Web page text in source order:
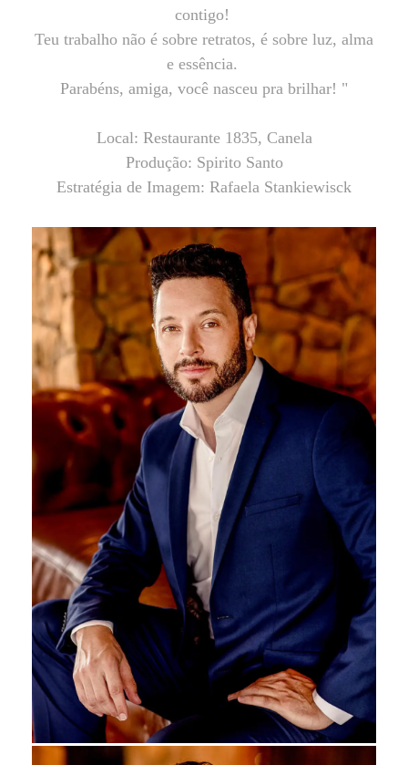
contigo!
Teu trabalho não é sobre retratos, é sobre luz, alma
e essência.
Parabéns, amiga, você nasceu pra brilhar! "
Local: Restaurante 1835, Canela
Produção: Spirito Santo
Estratégia de Imagem: Rafaela Stankiewisck